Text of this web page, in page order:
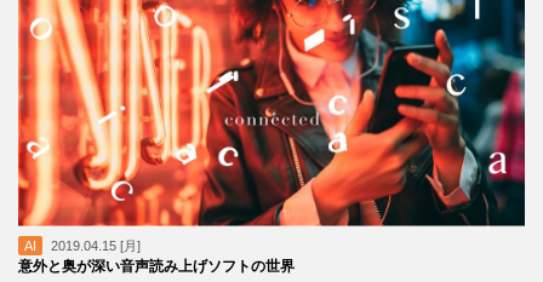
AI 2019.04.15 [月]
意外と奥が深い音声読み上げソフトの世界